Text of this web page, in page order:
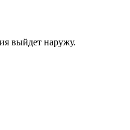
выйдет наружу.